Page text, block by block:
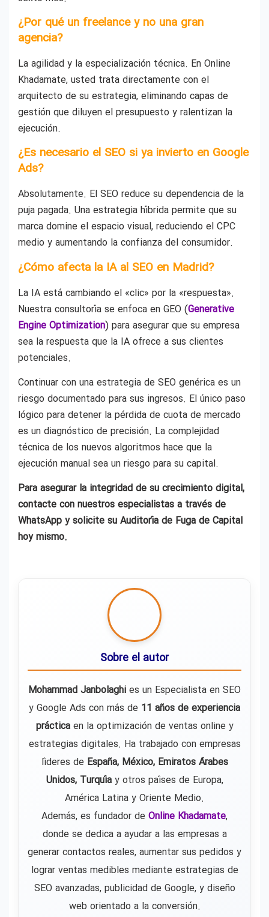
¿Por qué un freelance y no una gran
agencia?
La agilidad y la especialización técnica. En Online
Khadamate, usted trata directamente con el
arquitecto de su estrategia, eliminando capas de
gestión que diluyen el presupuesto y ralentizan la
ejecución.
¿Es necesario el SEO si ya invierto en Google
Ads?
Absolutamente. El SEO reduce su dependencia de la
puja pagada. Una estrategia híbrida permite que su
marca domine el espacio visual, reduciendo el CPC
medio y aumentando la confianza del consumidor.
¿Cómo afecta la IA al SEO en Madrid?
La IA está cambiando el «clic» por la «respuesta».
Nuestra consultoría se enfoca en GEO (Generative
Engine Optimization) para asegurar que su empresa
sea la respuesta que la IA ofrece a sus clientes
potenciales.
Continuar con una estrategia de SEO genérica es un
riesgo documentado para sus ingresos. El único paso
lógico para detener la pérdida de cuota de mercado
es un diagnóstico de precisión. La complejidad
técnica de los nuevos algoritmos hace que la
ejecución manual sea un riesgo para su capital.
Para asegurar la integridad de su crecimiento digital,
contacte con nuestros especialistas a través de
WhatsApp y solicite su Auditoría de Fuga de Capital
hoy mismo.
Sobre el autor
Mohammad Janbolaghi es un Especialista en SEO
y Google Ads con más de 11 años de experiencia
prácticaen la optimización de ventas online y
estrategias digitales. Ha trabajado con empresas
líderes de España, México, Emiratos Árabes
Unidos, Turquíay otros países de Europa,
América Latina y Oriente Medio.
Además, es fundador de Online Khadamate,
donde se dedica a ayudar a las empresas a
generar contactos reales, aumentar sus pedidos y
lograr ventas medibles mediante estrategias de
SEO avanzadas, publicidad de Google, y diseño
web orientado a la conversión.